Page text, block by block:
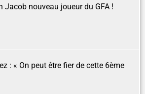
Jacob nouveau joueur du GFA !
: « On peut être fier de cette 6ème